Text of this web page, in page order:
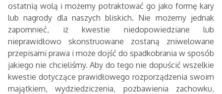
ostatnią wolą i możemy potraktować go jako formę kary
lub nagrody dla naszych bliskich. Nie możemy jednak
zapomnieć, iż kwestie niedopowiedziane lub
nieprawidłowo skonstruowane zostaną zniwelowane
przepisami prawa i może dojść do spadkobrania w sposób
jakiego nie chcieliśmy. Aby do tego nie dopuścić wszelkie
kwestie dotyczące prawidłowego rozporządzenia swoim
majątkiem, wydziedziczenia, pozbawienia zachowku,